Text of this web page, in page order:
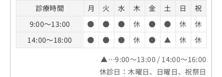
診療時間 月 火 水 木 金 土 日
祝
9:00～13:00
● ● ● 休 ● ● 休
休
14:00～18:00
● ● ● 休 ● ▲ 休
休
▲…9:00～13:00 / 14:00～16:00
休診日：木曜日、日曜日、祝祭日